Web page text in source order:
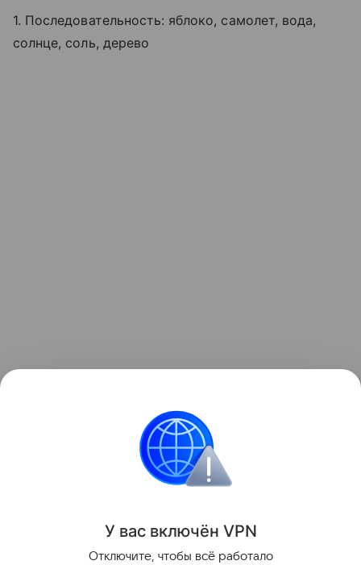
1. Последовательность: яблоко, самолет, вода,
солнце, соль, дерево
свою концентрацию!
Поделиться
У вас включён VPN
Отключите, чтобы всё работало